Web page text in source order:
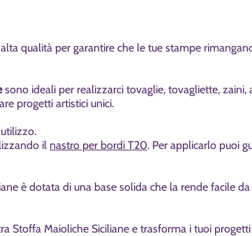
qualità per garantire che le tue stampe
sono ideali per realizzarci tovaglie, tovagliette, zaini,
progetti artistici unici.
il nastro per bordi T20. Per applicarlo puoi
è dotata di una base solida che la rende facile da
Stoffa Maioliche Siciliane e trasforma i tuoi